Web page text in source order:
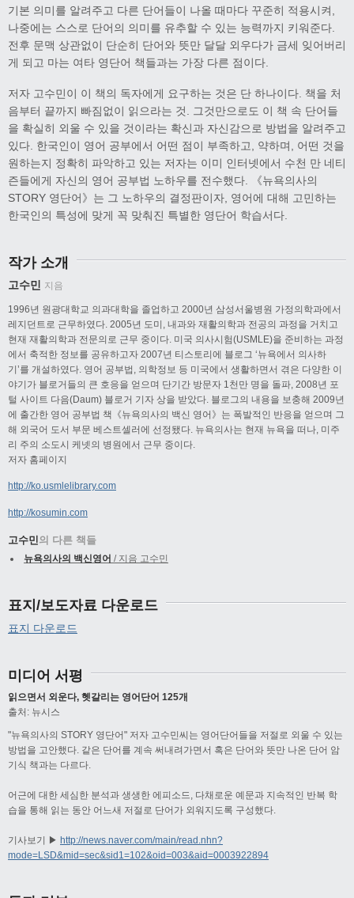
기본 의미를 알려주고 다른 단어들이 나올 때마다 꾸준히 적용시켜,
나중에는 스스로 단어의 의미를 유추할 수 있는 능력까지 키워준다.
전후 문맥 상관없이 단순히 단어와 뜻만 달달 외우다가 금세 잊어버리
게 되고 마는 여타 영단어 책들과는 가장 다른 점이다.
저자 고수민이 이 책의 독자에게 요구하는 것은 단 하나이다. 책을 처
음부터 끝까지 빠짐없이 읽으라는 것. 그것만으로도 이 책 속 단어들
을 확실히 외울 수 있을 것이라는 확신과 자신감으로 방법을 알려주고
있다. 한국인이 영어 공부에서 어떤 점이 부족하고, 약하며, 어떤 것을
원하는지 정확히 파악하고 있는 저자는 이미 인터넷에서 수천 만 네티
즌들에게 자신의 영어 공부법 노하우를 전수했다. 《뉴욕의사의
STORY 영단어》는 그 노하우의 결정판이자, 영어에 대해 고민하는
한국인의 특성에 맞게 꼭 맞춰진 특별한 영단어 학습서다.
작가 소개
고수민 지음
1996년 원광대학교 의과대학을 졸업하고 2000년 삼성서울병원 가정의학과에서
레지던트로 근무하였다. 2005년 도미, 내과와 재활의학과 전공의 과정을 거치고
현재 재활의학과 전문의로 근무 중이다. 미국 의사시험(USMLE)을 준비하는 과정
에서 축적한 정보를 공유하고자 2007년 티스토리에 블로그 ‘뉴욕에서 의사하
기’를 개설하였다. 영어 공부법, 의학정보 등 미국에서 생활하면서 겪은 다양한 이
야기가 블로거들의 큰 호응을 얻으며 단기간 방문자 1천만 명을 돌파, 2008년 포
털 사이트 다음(Daum) 블로거 기자 상을 받았다. 블로그의 내용을 보충해 2009년
에 출간한 영어 공부법 책《뉴욕의사의 백신 영어》는 폭발적인 반응을 얻으며 그
해 외국어 도서 부문 베스트셀러에 선정됐다. 뉴욕의사는 현재 뉴욕을 떠나, 미주
리 주의 소도시 케넷의 병원에서 근무 중이다.
저자 홈페이지
http://ko.usmlelibrary.com
http://kosumin.com
고수민의 다른 책들
뉴욕의사의 백신영어 / 지음 고수민
표지/보도자료 다운로드
표지 다운로드
미디어 서평
읽으면서 외운다, 헷갈리는 영어단어 125개
출처: 뉴시스
"뉴욕의사의 STORY 영단어" 저자 고수민씨는 영어단어들을 저절로 외울 수 있는
방법을 고안했다. 같은 단어를 계속 써내려가면서 혹은 단어와 뜻만 나온 단어 암
기식 책과는 다르다.
어근에 대한 세심한 분석과 생생한 에피소드, 다채로운 예문과 지속적인 반복 학
습을 통해 읽는 동안 어느새 저절로 단어가 외워지도록 구성했다.
기사보기 ▶ http://news.naver.com/main/read.nhn?
mode=LSD&mid=sec&sid1=102&oid=003&aid=0003922894